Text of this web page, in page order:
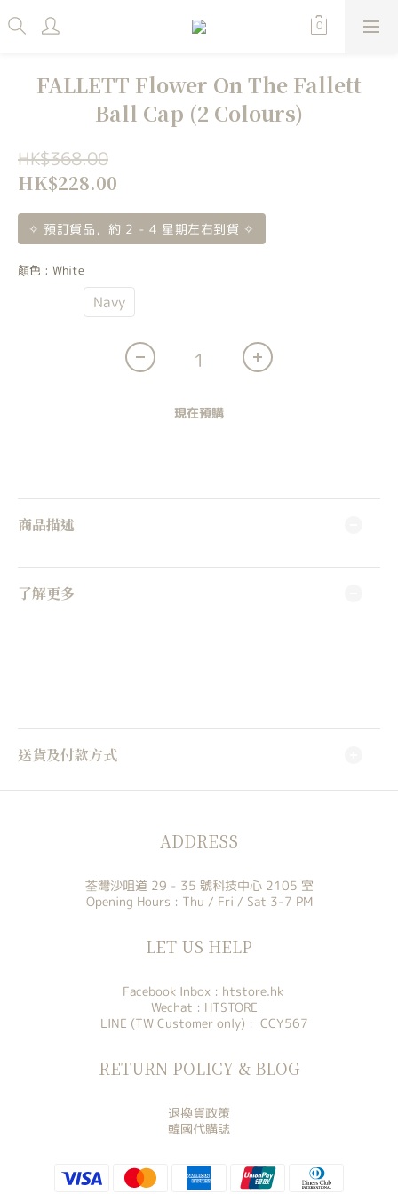
FALLETT Flower On The Fallett
Ball Cap (2 Colours)
HK$368.00
HK$228.00
✧ 預訂貨品，約 2 - 4 星期左右到貨 ✧
顏色 : White
Navy
現在預購
商品描述
了解更多
送貨及付款方式
ADDRESS
荃灣沙咀道 29 - 35 號科技中心 2105 室
Opening Hours : Thu / Fri / Sat 3-7 PM
LET US HELP
Facebook Inbox : htstore.hk
Wechat : HTSTORE
LINE (TW Customer only) : CCY567
RETURN POLICY & BLOG
退換貨政策
韓國代購誌